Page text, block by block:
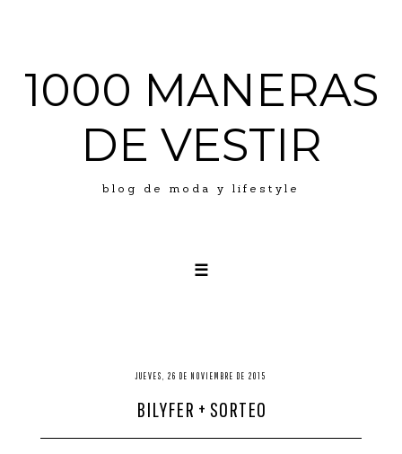
1000 MANERAS
DE VESTIR
blog de moda y lifestyle
☰
PRESS
CONTACTO
JUEVES, 26 DE NOVIEMBRE DE 2015
BILYFER + SORTEO